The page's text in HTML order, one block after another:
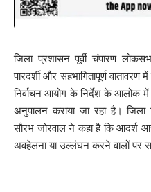
जिला प्रशासन पूर्वी चंपारण
पारदर्शी और सहभागितापूर्ण
निर्वाचन आयोग के निर्देश के आलोक
अनुपालन कराया जा रहा है। जिला
सौरभ जोरवाल ने कहा है कि आदर्श
अवहेलना या उल्लंघन करने वालों पर